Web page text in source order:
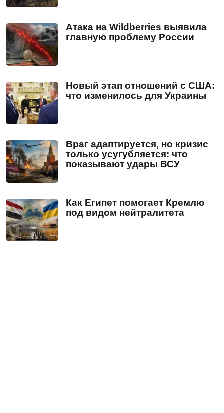
Атака на Wildberries выявила
главную проблему России
Новый этап отношений с США:
что изменилось для Украины
Враг адаптируется, но кризис
только усугубляется: что
показывают удары ВСУ
Как Египет помогает Кремлю
под видом нейтралитета